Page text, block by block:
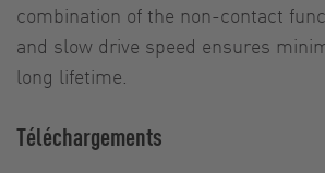
combination of the non-contact
and slow drive speed ensures
long lifetime.
Téléchargements